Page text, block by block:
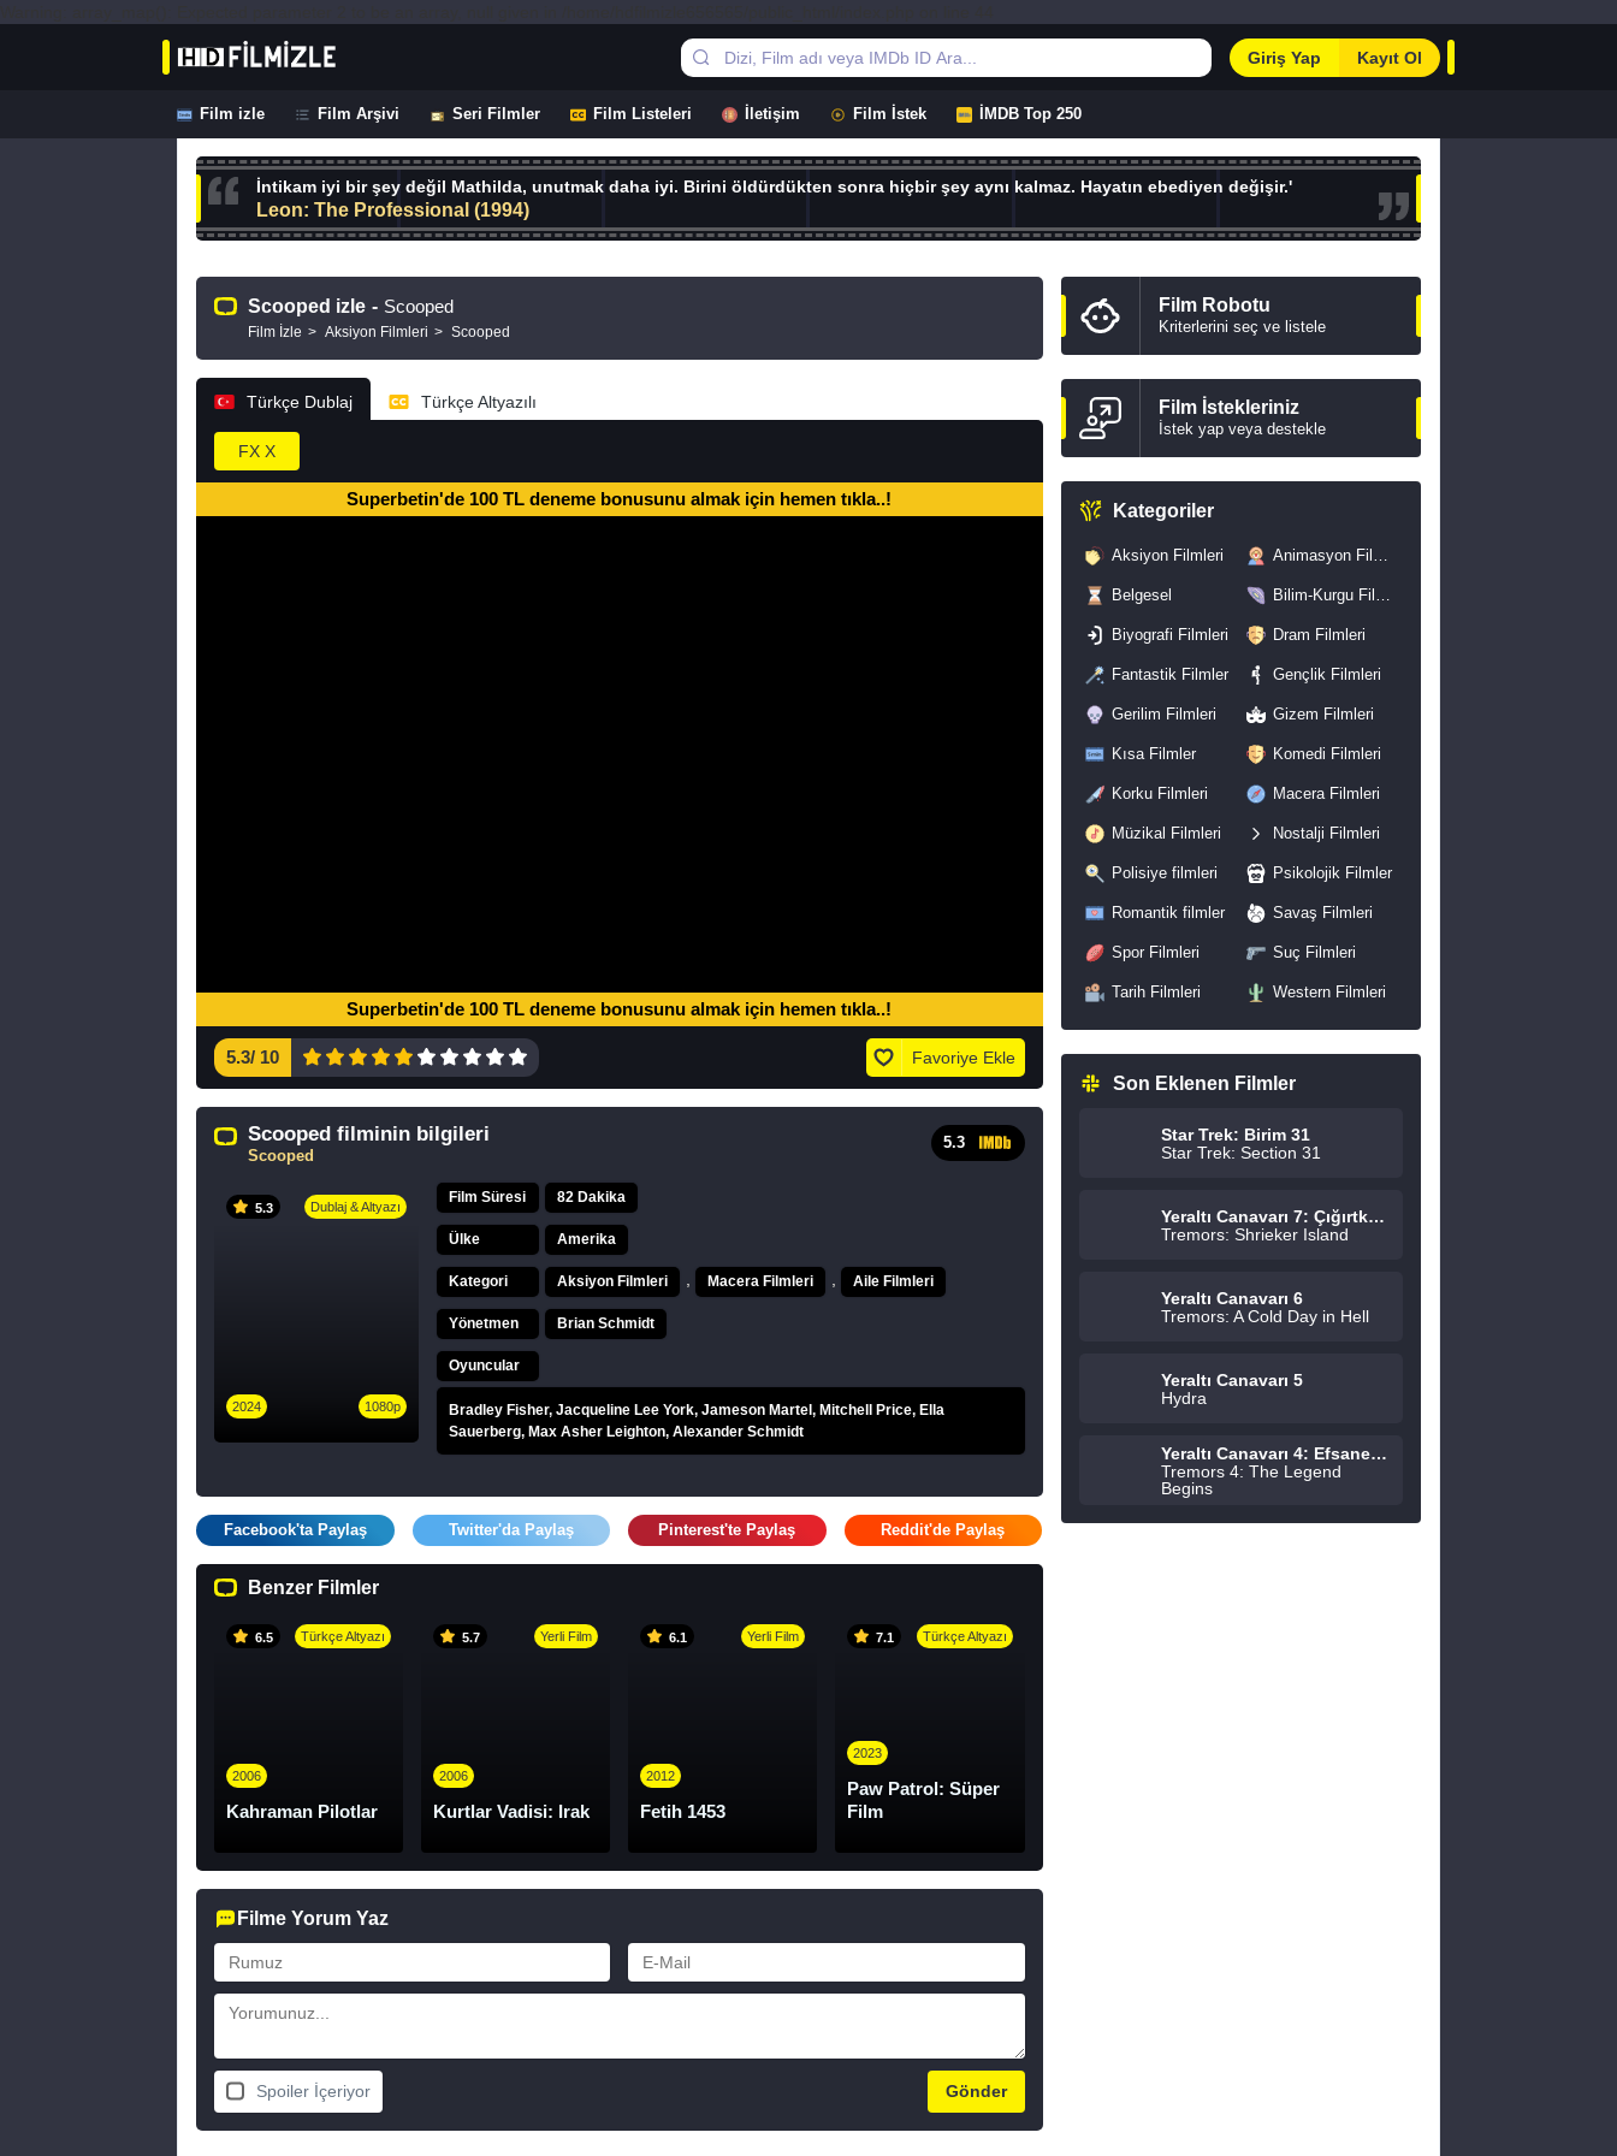
Giriş Yap Kayıt Ol
Film izle Film Arşivi Seri Filmler Film Listeleri İletişim Film İstek İMDB Top 250
İntikam iyi bir şey değil Mathilda, unutmak daha iyi. Birini öldürdükten sonra hiçbir şey aynı kalmaz. Hayatın ebediyen değişir.'
Leon: The Professional (1994)
Scooped izle - Scooped
Film İzle Aksiyon Filmleri Scooped
Türkçe Dublaj Türkçe Altyazılı
FX X
Superbetin'de 100 TL deneme bonusunu almak için hemen tıkla..!
Superbetin'de 100 TL deneme bonusunu almak için hemen tıkla..!
5.3/ 10 Favoriye Ekle
Scooped filminin bilgileri
Scooped
5.3
5.3 Dublaj & Altyazı
2024 1080p
Film Süresi 82 Dakika
Ülke Amerika
Kategori Aksiyon Filmleri Macera Filmleri Aile Filmleri
Yönetmen Brian Schmidt
Oyuncular
Bradley Fisher, Jacqueline Lee York, Jameson Martel, Mitchell Price, Ella
Sauerberg, Max Asher Leighton, Alexander Schmidt
Facebook'ta Paylaş Twitter'da Paylaş Pinterest'te Paylaş Reddit'de Paylaş
Benzer Filmler
6.5 Türkçe Altyazı
2006
Kahraman Pilotlar
5.7 Yerli Film
2006
Kurtlar Vadisi: Irak
6.1 Yerli Film
2012
Fetih 1453
7.1 Türkçe Altyazı
2023
Paw Patrol: Süper
Film
Filme Yorum Yaz
Spoiler İçeriyor
Film Robotu
Kriterlerini seç ve listele
Film İstekleriniz
İstek yap veya destekle
Kategoriler
Aksiyon Filmleri Animasyon Filmleri
Belgesel Bilim-Kurgu Filmleri
Biyografi Filmleri Dram Filmleri
Fantastik Filmler Gençlik Filmleri
Gerilim Filmleri Gizem Filmleri
Kısa Filmler Komedi Filmleri
Korku Filmleri Macera Filmleri
Müzikal Filmleri Nostalji Filmleri
Polisiye filmleri Psikolojik Filmler
Romantik filmler Savaş Filmleri
Spor Filmleri Suç Filmleri
Tarih Filmleri Western Filmleri
Son Eklenen Filmler
Star Trek: Birim 31
Star Trek: Section 31
Yeraltı Canavarı 7: Çığırtkanlar Adası
Tremors: Shrieker Island
Yeraltı Canavarı 6
Tremors: A Cold Day in Hell
Yeraltı Canavarı 5
Hydra
Yeraltı Canavarı 4: Efsane Başlıyor
Tremors 4: The Legend
Begins